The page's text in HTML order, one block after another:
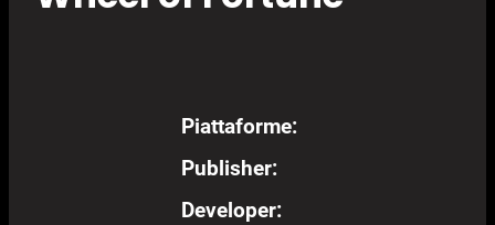
Piattaforme:
Publisher:
Developer: